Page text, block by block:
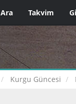
Ara Takvim
Kurgu Güncesi